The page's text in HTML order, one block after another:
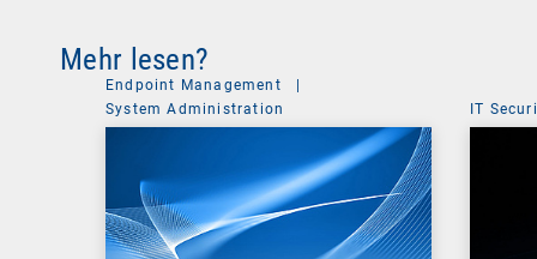
Mehr lesen?
Endpoint Management
System Administration
IT